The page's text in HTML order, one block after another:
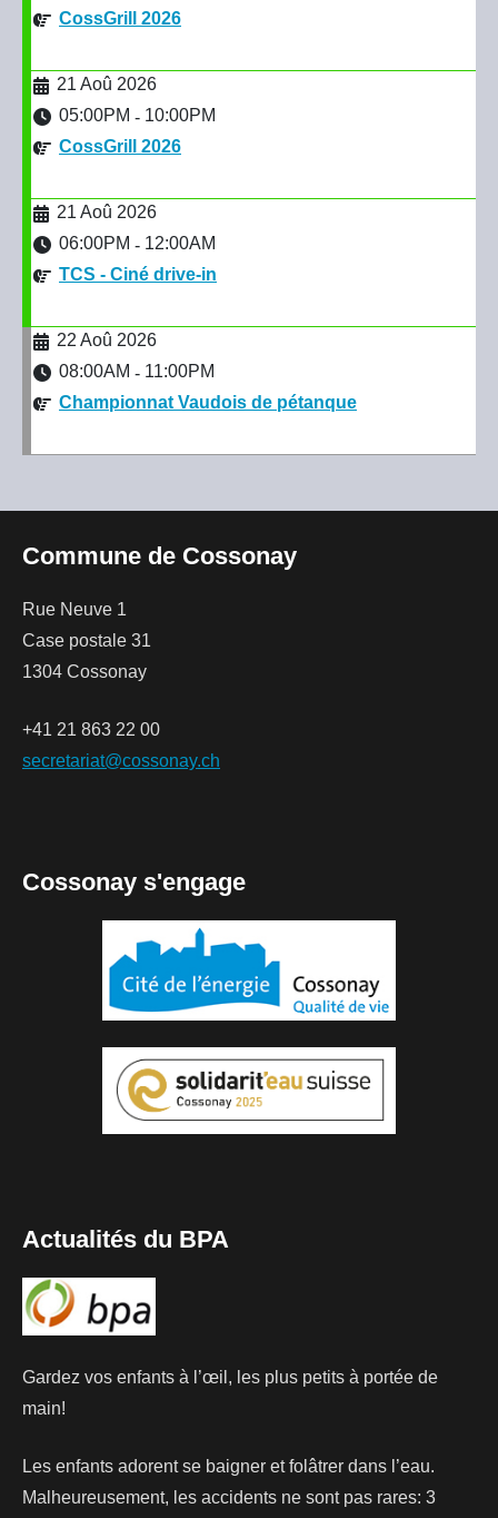
CossGrill 2026
21 Aoû 2026
05:00PM - 10:00PM
CossGrill 2026
21 Aoû 2026
06:00PM - 12:00AM
TCS - Ciné drive-in
22 Aoû 2026
08:00AM - 11:00PM
Championnat Vaudois de pétanque
Commune de Cossonay
Rue Neuve 1
Case postale 31
1304 Cossonay
+41 21 863 22 00
secretariat@cossonay.ch
Cossonay s'engage
Actualités du BPA
Gardez vos enfants à l’œil, les plus petits à portée de
main!
Les enfants adorent se baigner et folâtrer dans l’eau.
Malheureusement, les accidents ne sont pas rares: 3